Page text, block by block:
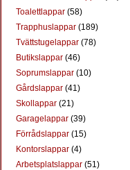
Toalettlappar (58)
Trapphuslappar (189)
Tvättstugelappar (78)
Butikslappar (46)
Soprumslappar (10)
Gårdslappar (41)
Skollappar (21)
Garagelappar (39)
Förrådslappar (15)
Kontorslappar (4)
Arbetsplatslappar (51)